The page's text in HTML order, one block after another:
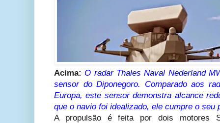
Acima: O radar Thales Naval Nederland
sensor do Diponegoro. Comparado aos
Europa, este sensor demonstra alcance
que o navio foi idealizado, ele cumpre o seu
A propulsão é feita por dois motores